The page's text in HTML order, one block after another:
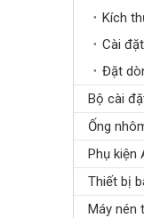
Kích
Cài
Đặt
Bộ cài
Ống
Phụ kiện
Thiết bị
Máy nén